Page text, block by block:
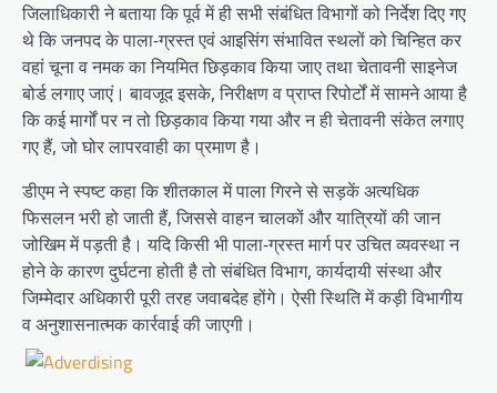
जिलाधिकारी ने बताया कि पूर्व में ही सभी संबंधित विभागों को निर्देश दिए गए
थे कि जनपद के पाला-ग्रस्त एवं आइसिंग संभावित स्थलों को चिन्हित कर
वहां चूना व नमक का नियमित छिड़काव किया जाए तथा चेतावनी साइनेज
बोर्ड लगाए जाएं। बावजूद इसके, निरीक्षण व प्राप्त रिपोर्टों में सामने आया है
कि कई मार्गों पर न तो छिड़काव किया गया और न ही चेतावनी संकेत लगाए
गए हैं, जो घोर लापरवाही का प्रमाण है।
डीएम ने स्पष्ट कहा कि शीतकाल में पाला गिरने से सड़कें अत्यधिक
फिसलन भरी हो जाती हैं, जिससे वाहन चालकों और यात्रियों की जान
जोखिम में पड़ती है। यदि किसी भी पाला-ग्रस्त मार्ग पर उचित व्यवस्था न
होने के कारण दुर्घटना होती है तो संबंधित विभाग, कार्यदायी संस्था और
जिम्मेदार अधिकारी पूरी तरह जवाबदेह होंगे। ऐसी स्थिति में कड़ी विभागीय
व अनुशासनात्मक कार्रवाई की जाएगी।